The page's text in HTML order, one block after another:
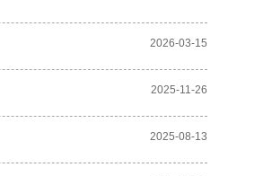
2026-03-15
2025-11-26
2025-08-13